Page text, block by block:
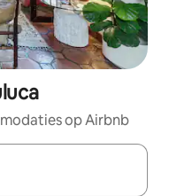
op Airbnb
zijn, maak je een keuze